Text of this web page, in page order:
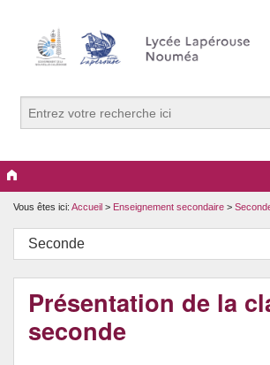
Le lycée
Les ressources
Enseignement secondaire
BTS
Vous êtes ici: Accueil > Enseignement secondaire >
Seconde
Présentation de la
seconde